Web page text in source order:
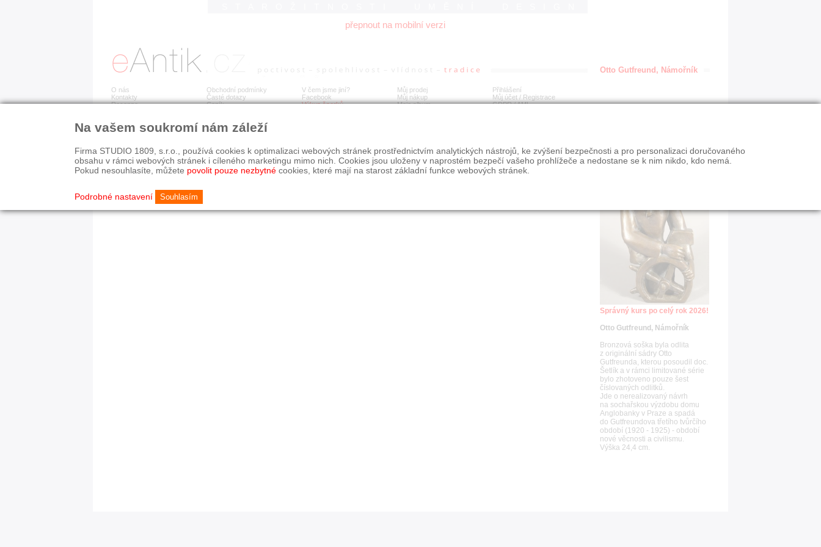
přepnout na mobilní verzi
O nás
Kontakty
Recenze
Obchodní podmínky
Časté dotazy
Ceník
V čem jsme jiní?
Facebook
Výkup šperků
Můj prodej
Můj nákup
Moje album
Přihlášení
Můj účet / Registrace
GDPR/AML
Detail položky již není dostupný.
© 2003-2026 STUDIO 1809, s.r.o.
Otto Gutfreund, Námořník
Správný kurs po celý rok 2026!
Otto Gutfreund, Námořník
Bronzová soška byla odlita
z originální sádry Otto
Gutfreunda, kterou posoudil doc.
Šetlík a v rámci limitované série
bylo zhotoveno pouze šest
číslovaných odlitků.
Jde o nerealizovaný návrh
na sochařskou výzdobu domu
Anglobanky v Praze a spadá
do Gutfreundova třetího tvůrčího
období (1920 - 1925) - období
nové věcnosti a civilismu.
Výška 24,4 cm.
Na vašem soukromí nám záleží
Firma STUDIO 1809, s.r.o., používá cookies k optimalizaci webových stránek prostřednictvím analytických nástrojů, ke zvýšení bezpečnosti a pro personalizaci doručovaného
obsahu v rámci webových stránek i cíleného marketingu mimo nich. Cookies jsou uloženy v naprostém bezpečí vašeho prohlížeče a nedostane se k nim nikdo, kdo nemá.
Pokud nesouhlasíte, můžete povolit pouze nezbytné cookies, které mají na starost základní funkce webových stránek.
Podrobné nastavení Souhlasím